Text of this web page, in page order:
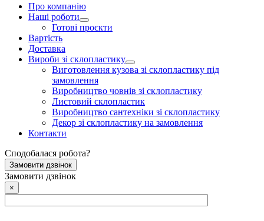
Про компанію
Наші роботи
Готові проєкти
Вартість
Доставка
Вироби зі склопластику
Виготовлення кузова зі склопластику під
замовлення
Виробництво човнів зі склопластику
Листовий склопластик
Виробництво сантехніки зі склопластику
Декор зі склопластику на замовлення
Контакти
Сподобалася робота?
Замовити дзвінок
Замовити дзвінок
×